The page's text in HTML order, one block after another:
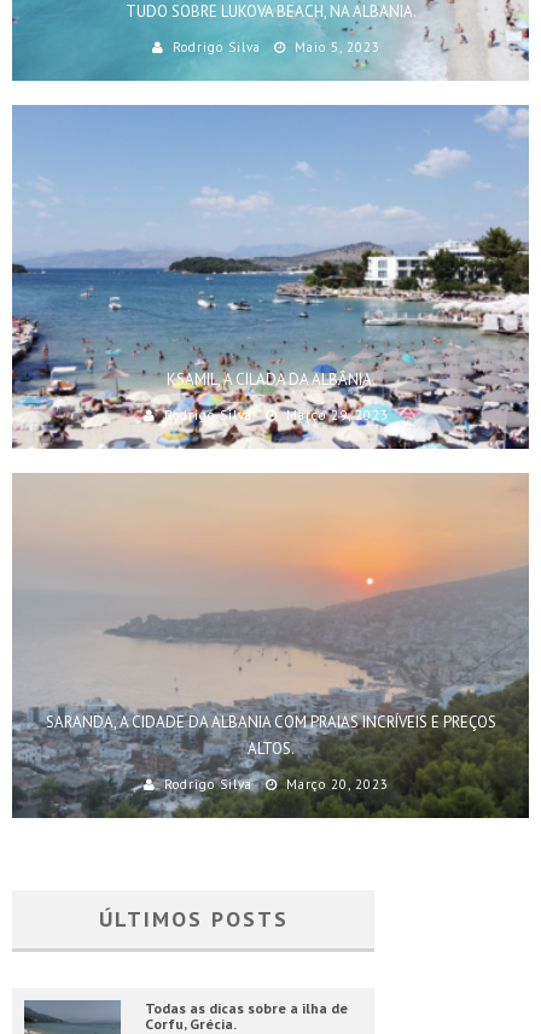
TUDO SOBRE LUKOVA BEACH, NA ALBANIA.
Rodrigo Silva Maio 5, 2023
KSAMIL, A CILADA DA ALBÂNIA.
Rodrigo Silva Março 29, 2023
SARANDA, A CIDADE DA ALBANIA COM PRAIAS INCRÍVEIS E PREÇOS
ALTOS.
Rodrigo Silva Março 20, 2023
ÚLTIMOS POSTS
Todas as dicas sobre a ilha de
Corfu, Grécia.